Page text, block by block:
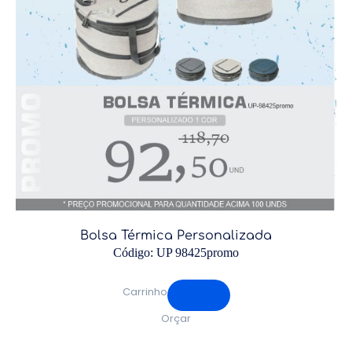
Bolsa Térmica Personalizada
Código: UP 98425promo
Carrinho
Orçar